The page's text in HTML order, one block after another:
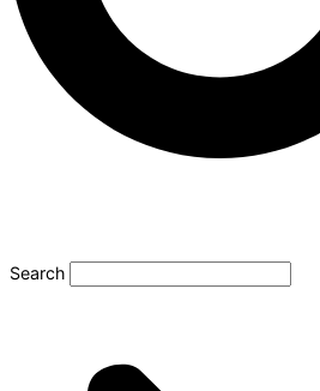
Search